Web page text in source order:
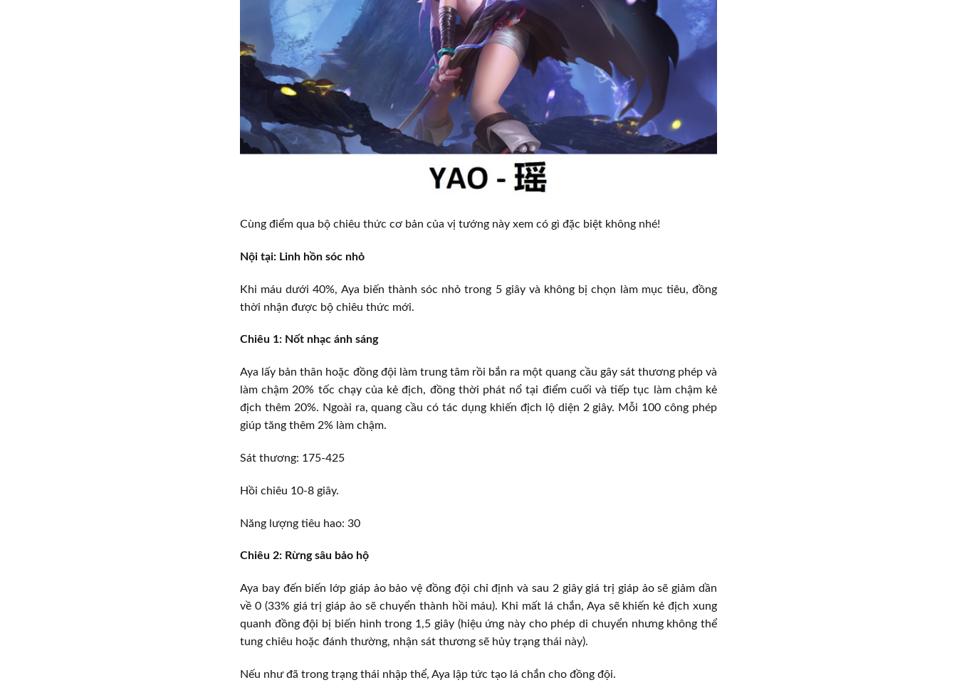
Cùng điểm qua bộ chiêu thức cơ bản của vị tướng này xem có gì đặc biệt không nhé!
Nội tại: Linh hồn sóc nhỏ
Khi máu dưới 40%, Aya biến thành sóc nhỏ trong 5 giây và không bị chọn làm mục tiêu, đồng
thời nhận được bộ chiêu thức mới.
Chiêu 1: Nốt nhạc ánh sáng
Aya lấy bản thân hoặc đồng đội làm trung tâm rồi bắn ra một quang cầu gây sát thương phép và
làm chậm 20% tốc chạy của kẻ địch, đồng thời phát nổ tại điểm cuối và tiếp tục làm chậm kẻ
địch thêm 20%. Ngoài ra, quang cầu có tác dụng khiến địch lộ diện 2 giây. Mỗi 100 công phép
giúp tăng thêm 2% làm chậm.
Sát thương: 175-425
Hồi chiêu 10-8 giây.
Năng lượng tiêu hao: 30
Chiêu 2: Rừng sâu bảo hộ
Aya bay đến biến lớp giáp ảo bảo vệ đồng đội chỉ định và sau 2 giây giá trị giáp ảo sẽ giảm dần
về 0 (33% giá trị giáp ảo sẽ chuyển thành hồi máu). Khi mất lá chắn, Aya sẽ khiến kẻ địch xung
quanh đồng đội bị biến hình trong 1,5 giây (hiệu ứng này cho phép di chuyển nhưng không thể
tung chiêu hoặc đánh thường, nhận sát thương sẽ hủy trạng thái này).
Nếu như đã trong trạng thái nhập thể, Aya lập tức tạo lá chắn cho đồng đội.